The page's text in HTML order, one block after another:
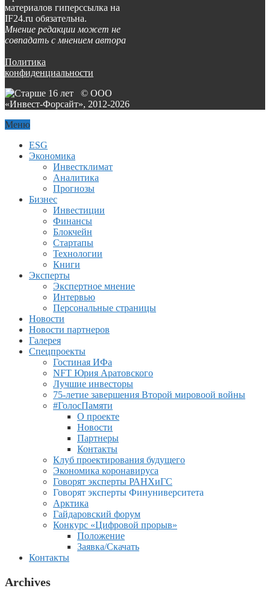
материалов гиперссылка на
IF24.ru обязательна.
Мнение редакции может не
совпадать с мнением автора
Политика
конфиденциальности
© ООО
«Инвест-Форсайт», 2012-2026
Меню
ESG
Экономика
Инвестклимат
Аналитика
Прогнозы
Бизнес
Инвестиции
Финансы
Блокчейн
Стартапы
Технологии
Книги
Эксперты
Экспертное мнение
Интервью
Персональные страницы
Новости
Новости партнеров
Галерея
Спецпроекты
Гостиная ИФа
NFT Юрия Аратовского
Лучшие инвесторы
75-летие завершения Второй мировоой войны
#ГолосПамяти
О проекте
Новости
Партнеры
Контакты
Клуб проектирования будущего
Экономика коронавируса
Говорят эксперты РАНХиГС
Говорят эксперты Финуниверситета
Арктика
Гайдаровский форум
Конкурс «Цифровой прорыв»
Положение
Заявка/Скачать
Контакты
Archives